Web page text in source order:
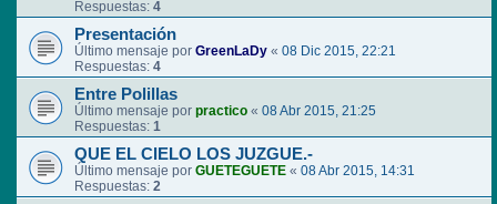
Respuestas: 4
Presentación
Último mensaje por GreenLaDy « 08 Dic 2015, 22:21
Respuestas: 4
Entre Polillas
Último mensaje por practico « 08 Abr 2015, 21:25
Respuestas: 1
QUE EL CIELO LOS JUZGUE.-
Último mensaje por GUETEGUETE « 08 Abr 2015, 14:31
Respuestas: 2